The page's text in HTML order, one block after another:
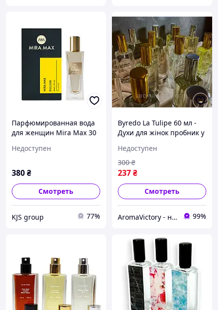
Парфюмированная вода
для женщин Mira Max 30
Недоступен
380₴
Смотреть
KJS group 77%
Byredo La Tulipe 60 мл -
Духи для жінок пробник у
Байредо Ла Туліп) Дуже
стійка парфумерія 60.1
Недоступен
237₴
300 ₴
Смотреть
AromaVictory - найкраща парфумерія в Україні 99%